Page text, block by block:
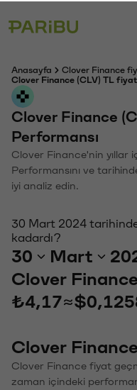
Anasayfa
Clover Finance
Clover Finance (CLV) TL
Clover Finance
Performansı
Clover Finance'nin yıllar
Performansını ve
iyi analiz edin.
30 Mart 2024
kadardı?
30 Mart
Clover Finance
₺4,17≈
Clover
Clover Finance fiyat
zaman içindeki